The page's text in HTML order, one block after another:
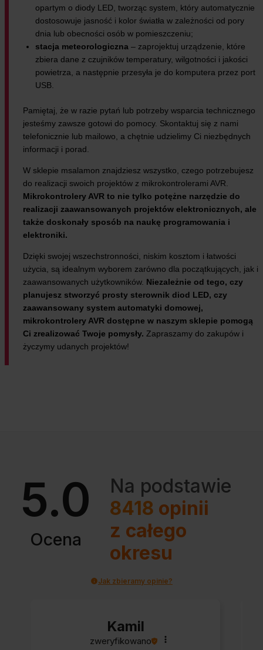
opartym o diody LED, tworząc system, który automatycznie
dostosowuje jasność i kolor światła w zależności od pory
dnia lub obecności osób w pomieszczeniu;
stacja meteorologiczna – zaprojektuj urządzenie, które
zbiera dane z czujników temperatury, wilgotności i jakości
powietrza, a następnie przesyła je do komputera przez port
USB.
Pamiętaj, że w razie pytań lub potrzeby wsparcia technicznego
jesteśmy zawsze gotowi do pomocy. Skontaktuj się z nami
telefonicznie lub mailowo, a chętnie udzielimy Ci niezbędnych
informacji i porad.
W sklepie msalamon znajdziesz wszystko, czego potrzebujesz
do realizacji swoich projektów z mikrokontrolerami AVR.
Mikrokontrolery AVR to nie tylko potężne narzędzie do
realizacji zaawansowanych projektów elektronicznych, ale
także doskonały sposób na naukę programowania i
elektroniki.
Dzięki swojej wszechstronności, niskim kosztom i łatwości
użycia, są idealnym wyborem zarówno dla początkujących, jak i
zaawansowanych użytkowników. Niezależnie od tego, czy
planujesz stworzyć prosty sterownik diod LED, czy
zaawansowany system automatyki domowej,
mikrokontrolery AVR dostępne w naszym sklepie pomogą
Ci zrealizować Twoje pomysły. Zapraszamy do zakupów i
życzymy udanych projektów!
5.0
Ocena
Na podstawie
8418 opinii
z całego
okresu
Jak zbieramy opinie?
Kamil
zweryfikowano